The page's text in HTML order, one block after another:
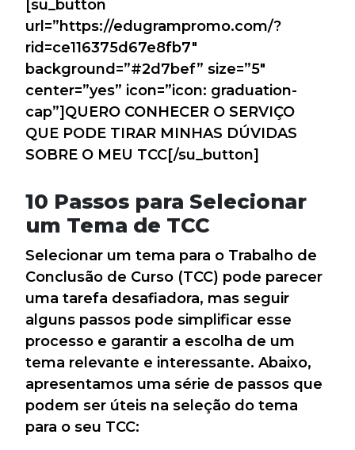
[su_button
url=”https://edugrampromo.com/?
rid=ce116375d67e8fb7″
background=”#2d7bef” size=”5″
center=”yes” icon=”icon: graduation-
cap”]QUERO CONHECER O SERVIÇO
QUE PODE TIRAR MINHAS DÚVIDAS
SOBRE O MEU TCC[/su_button]
10 Passos para Selecionar
um Tema de TCC
Selecionar um tema para o Trabalho de
Conclusão de Curso (TCC) pode parecer
uma tarefa desafiadora, mas seguir
alguns passos pode simplificar esse
processo e garantir a escolha de um
tema relevante e interessante. Abaixo,
apresentamos uma série de passos que
podem ser úteis na seleção do tema
para o seu TCC: